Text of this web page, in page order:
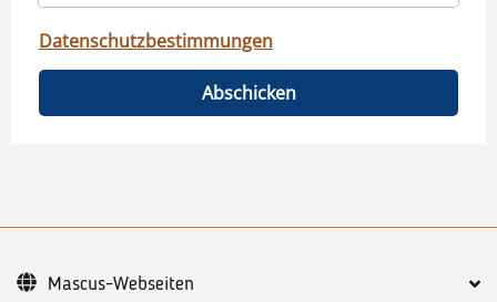
Datenschutzbestimmungen
Abschicken
Mascus-Webseiten